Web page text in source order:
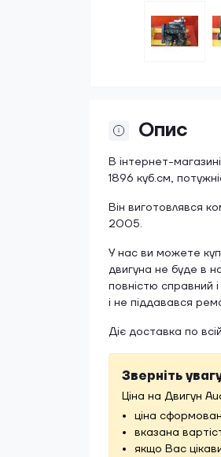
Опис
В інтернет-
1896 куб.см,
Він виготовлявся
2005.
У нас ви можете
двигуна не буде в
повністю справний
і не піддавався
Діє доставка по
Зверніть
Ціна на Двигун
ціна
вказана
якщо Вас